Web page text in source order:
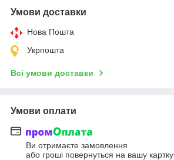
Умови доставки
Нова Пошта
Укрпошта
Всі умови доставки
Умови оплати
Ви отримаєте замовлення
або гроші повернуться на вашу картку